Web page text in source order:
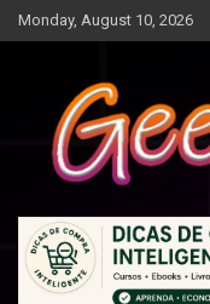
Skip
to
Monday, August 10, 2026
Geek Chic